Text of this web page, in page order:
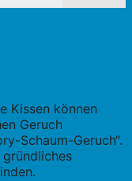
Kissen können
Geruch
Schaum-Geruch“.